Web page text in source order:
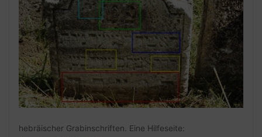
hebräischer Grabinschriften. Eine Hilfeseite: